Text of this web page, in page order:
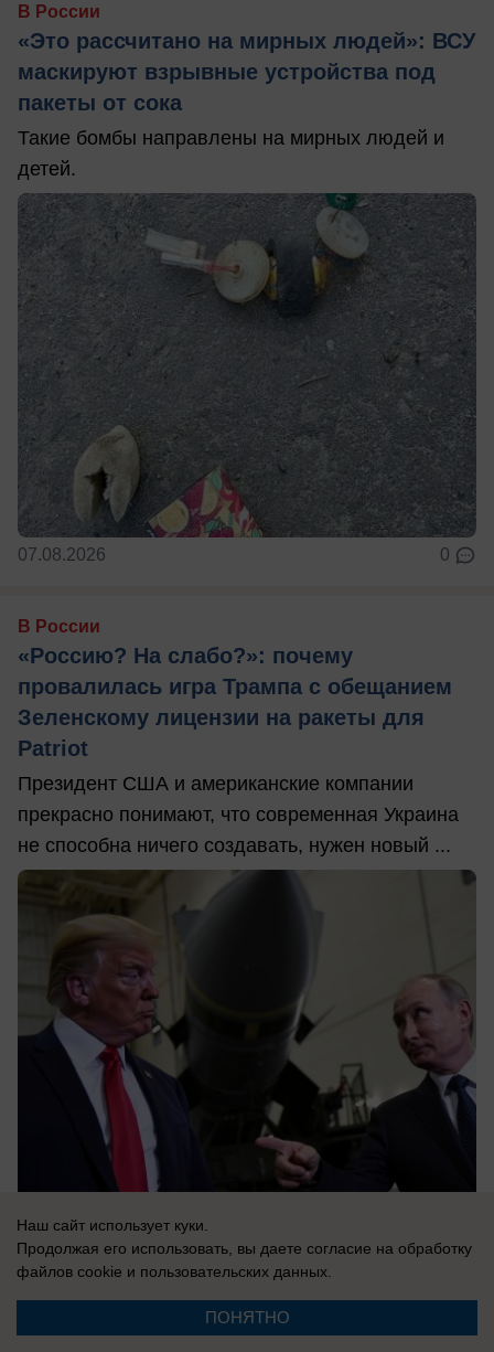
В России
«Это рассчитано на мирных людей»: ВСУ
маскируют взрывные устройства под
пакеты от сока
Такие бомбы направлены на мирных людей и
детей.
07.08.2026 0
В России
«Россию? На слабо?»: почему
провалилась игра Трампа с обещанием
Зеленскому лицензии на ракеты для
Patriot
Президент США и американские компании
прекрасно понимают, что современная Украина
не способна ничего создавать, нужен новый ...
08.08.2026
В России
Пашинян на двух стульях: премьер
Наш сайт использует куки.
Продолжая его использовать, вы даете согласие на обработку
файлов cookie и пользовательских данных.
ПОНЯТНО